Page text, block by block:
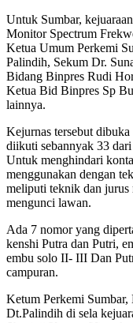
Untuk Sumbar,
Monitor Spectrum
Ketua Umum Perkemi
Palindih, Sekum Dr.
Bidang Binpres Rudi
Ketua Bid Binpres Sp
lainnya.
Kejurnas tersebut
diikuti sebannyak 33
Untuk menghindari
menggunakan dengan
meliputi teknik dan jurus
mengunci lawan.
Ada 7 nomor yang
kenshi Putra dan Putri,
embu solo II- III Dan
campuran.
Ketum Perkemi
Dt.Palindih di sela